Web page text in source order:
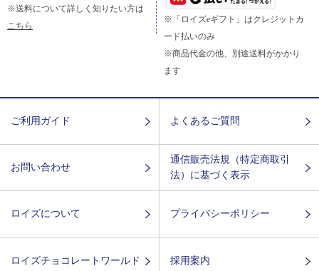
※送料について詳しく知りたい方は
こちら
※「ロイズeギフト」はクレジットカ
ード払いのみ
※商品代金の他、別途送料がかかり
ます
ご利用ガイド よくあるご質問
お問い合わせ
通信販売法規（特定商取引
法）に基づく表示
ロイズについて プライバシーポリシー
ロイズチョコレートワールド 採用案内